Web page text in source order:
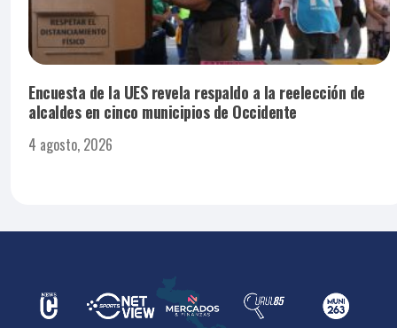
Encuesta de la UES revela respaldo a la reelección de
alcaldes en cinco municipios de Occidente
4 agosto, 2026